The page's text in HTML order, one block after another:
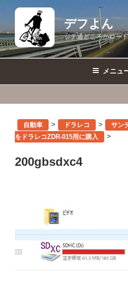
テ
ン
ツ
デフよん
ジテ通どころかロー
メニュ
自動車 > ドラレコ >
サン
をドラレコZDR-015用に購入
>
200gbsdxc4